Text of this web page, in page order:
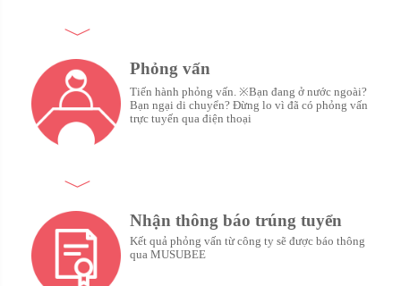
Phỏng vấn
Tiến hành phỏng vấn. ※Bạn đang ở nước ngoài?
Bạn ngại di chuyển? Đừng lo vì đã có phỏng vấn
trực tuyến qua điện thoại
Nhận thông báo trúng tuyển
Kết quả phỏng vấn từ công ty sẽ được báo thông
qua MUSUBEE